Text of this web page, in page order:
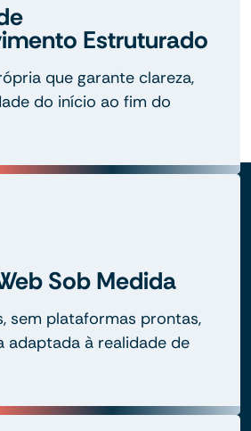
Estruturado
que garante clareza,
do início ao fim do
Sob Medida
sem plataformas prontas,
adaptada à realidade de